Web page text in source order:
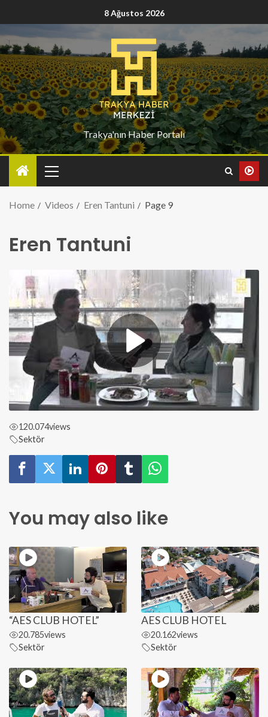
8 Ağustos 2026
Trakya'nın Haber Portalı
Home Videos Eren Tantuni Page 9
Eren Tantuni
120.074views
Sektör
You may also like
“AES CLUB HOTEL”
20.785views
Sektör
AES CLUB HOTEL
20.162views
Sektör